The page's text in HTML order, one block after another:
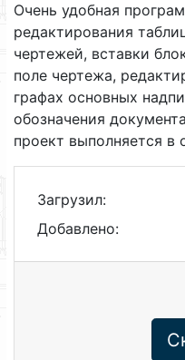
Очень удобная
редактирования
чертежей, вставки
поле чертежа,
графах основных
обозначения
проект выполняется в
Загрузил:
Добавлено: